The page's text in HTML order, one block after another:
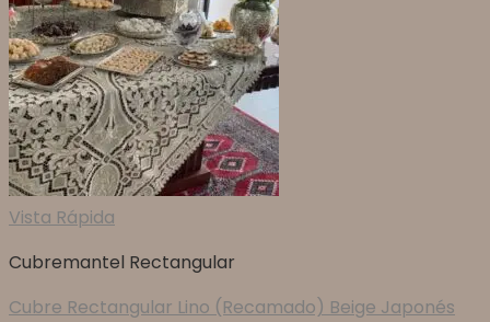
Vista Rápida
Cubremantel Rectangular
Cubre Rectangular Lino (Recamado) Beige Japonés